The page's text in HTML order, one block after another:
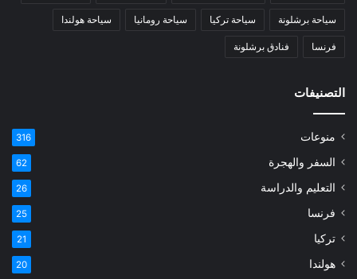
سياحة برشلونة سياحة تركيا سياحة رومانيا سياحة هولندا
فرنسا فنادق برشلونة
التصنيفات
منوعات 316
السفر والهجرة 62
التعليم والدراسة 26
فرنسا 25
تركيا 21
هولندا 20